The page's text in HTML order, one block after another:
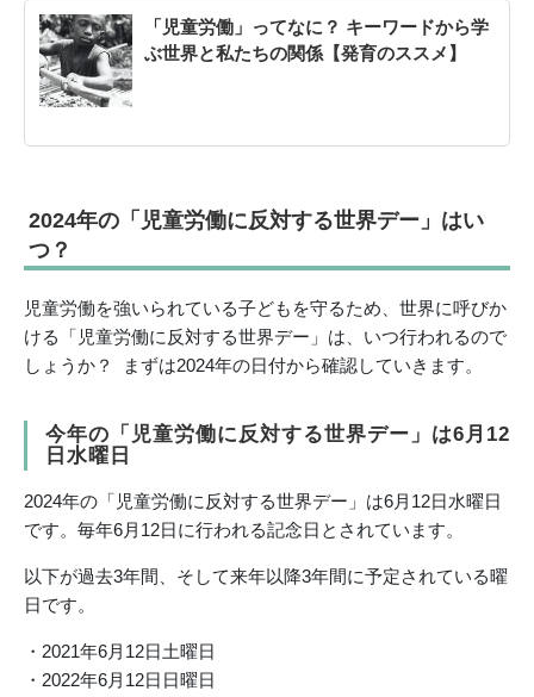
「児童労働」ってなに？ キーワードから学
ぶ世界と私たちの関係【発育のススメ】
2024年の「児童労働に反対する世界デー」はい
つ？
児童労働を強いられている子どもを守るため、世界に呼びか
ける「児童労働に反対する世界デー」は、いつ行われるので
しょうか？ まずは2024年の日付から確認していきます。
今年の「児童労働に反対する世界デー」は6月12
日水曜日
2024年の「児童労働に反対する世界デー」は6月12日水曜日
です。毎年6月12日に行われる記念日とされています。
以下が過去3年間、そして来年以降3年間に予定されている曜
日です。
・2021年6月12日土曜日
・2022年6月12日日曜日